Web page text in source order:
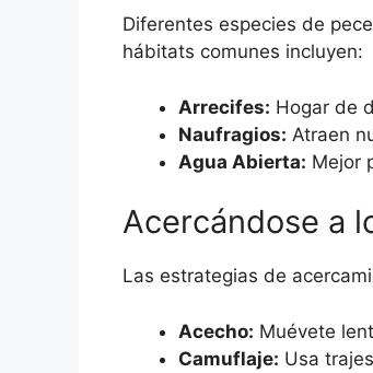
Diferentes especies de
hábitats comunes incluyen:
Arrecifes: Hogar de
Naufragios: Atraen
Agua Abierta: Mejor
Acercándose a
Las estrategias de
Acecho: Muévete
Camuflaje: Usa